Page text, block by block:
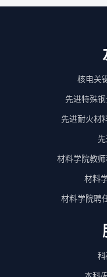
核电关
先进特殊钢
先进耐火材
材料学院教
材料
材料学院聘